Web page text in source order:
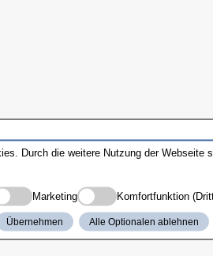
Durch die weitere Nutzung der
Marketing Komfortfunktion
Übernehmen Alle Optionalen ablehnen